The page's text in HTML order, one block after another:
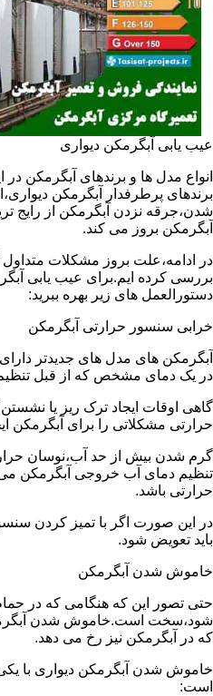
عیب یابی آبگرمکن دیواری
انواع مدل ها و برندهای آبگرمکن
برندهای پرطرفدار آبگرمکن
شدن،جرقه نزدن آبگرمکن از رایج
آبگرمکن بروز می کند.
در ادامه،علت بروز مشکلات متداول
بررسی کرده ایم.برای عیب یابی
دستورالعمل های زیر بهره ببرید:
خرابی سنسور حرارتی آبگرمکن
آبگرمکن های مدل های جدیدتر
در یک دمای مشخص که از قبل
گاهی اوقات ایجاد ترک ریز یا
حرارتی مشکلاتی را برای آبگرمکن
گرم شدن بیش از حد آب،نوسان
تنظیم دمای آب خروجی آبگرمکن می
حرارتی باشد.
در این صورت اگر با تمیز کردن
باید تعویض شود.
خاموش شدن آبگرمکن
حتی تصور این که هنگامی که در
شود،سخت است.خاموش شدن
که در آبگرمکن نیز رخ می دهد.
خاموش شدن آبگرمکن دیواری با
است: